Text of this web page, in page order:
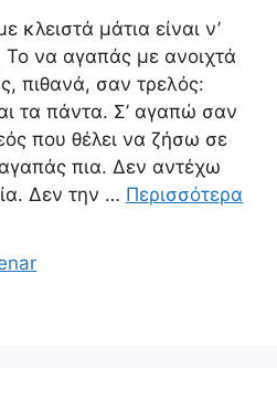
κλειστά μάτια είναι ν’
να αγαπάς με ανοιχτά
πιθανά, σαν τρελός:
τα πάντα. Σ’ αγαπώ σαν
που θέλει να ζήσω σε
πια. Δεν αντέχω
Δεν την … Περισσότερα